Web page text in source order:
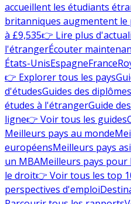
accueillent les étudiants
britanniques augmentent le
à £9,535👉 Lire plus
l'étrangerÉcouter
États-UnisEspagneFrance
👉 Explorer tous les pays
d'étudesGuides des diplômes
études à l'étrangerGuide
ligne👉 Voir tous les guides
Meilleurs pays au monde
européensMeilleurs pays
un MBAMeilleurs pays pour
le droit👉 Voir tous les top
perspectives d'emploi